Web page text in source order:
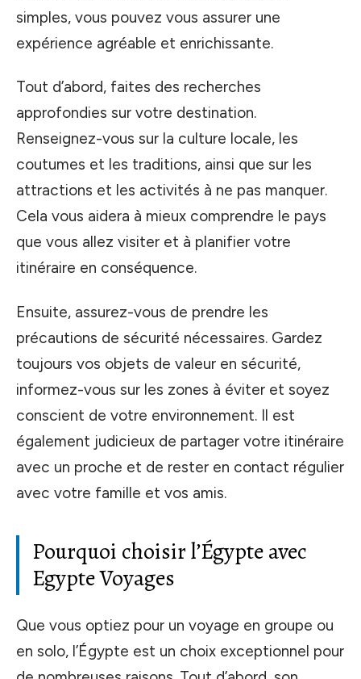
simples, vous pouvez vous assurer une
expérience agréable et enrichissante.
Tout d’abord, faites des recherches
approfondies sur votre destination.
Renseignez-vous sur la culture locale, les
coutumes et les traditions, ainsi que sur les
attractions et les activités à ne pas manquer.
Cela vous aidera à mieux comprendre le pays
que vous allez visiter et à planifier votre
itinéraire en conséquence.
Ensuite, assurez-vous de prendre les
précautions de sécurité nécessaires. Gardez
toujours vos objets de valeur en sécurité,
informez-vous sur les zones à éviter et soyez
conscient de votre environnement. Il est
également judicieux de partager votre itinéraire
avec un proche et de rester en contact régulier
avec votre famille et vos amis.
Pourquoi choisir l’Égypte avec
Egypte Voyages
Que vous optiez pour un voyage en groupe ou
en solo, l’Égypte est un choix exceptionnel pour